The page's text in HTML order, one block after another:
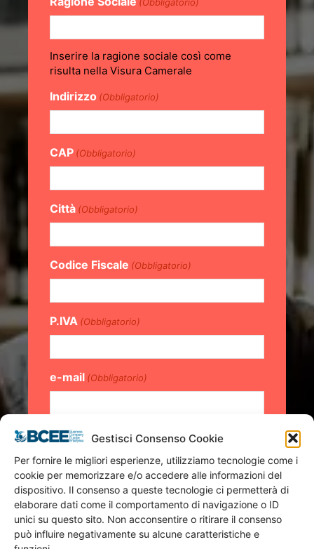
Gestisci Consenso Cookie
Per fornire le migliori esperienze, utilizziamo tecnologie come i
cookie per memorizzare e/o accedere alle informazioni del
dispositivo. Il consenso a queste tecnologie ci permetterà di
elaborare dati come il comportamento di navigazione o ID
unici su questo sito. Non acconsentire o ritirare il consenso
può influire negativamente su alcune caratteristiche e
Inserire la ragione sociale così come
risulta nella Visura Camerale
Indirizzo (Obbligatorio)
CAP (Obbligatorio)
Città (Obbligatorio)
Codice Fiscale (Obbligatorio)
P.IVA (Obbligatorio)
e-mail (Obbligatorio)
SDI (Obbligatorio)
PEC (Obbligatorio)